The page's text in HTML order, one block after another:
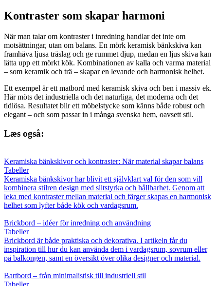
Kontraster som skapar harmoni
När man talar om kontraster i inredning handlar det inte om
motsättningar, utan om balans. En mörk keramisk bänkskiva kan
framhäva ljusa träslag och ge rummet djup, medan en ljus skiva kan
lätta upp ett mörkt kök. Kombinationen av kalla och varma material
– som keramik och trä – skapar en levande och harmonisk helhet.
Ett exempel är ett matbord med keramisk skiva och ben i massiv ek.
Här möts det industriella och det naturliga, det moderna och det
tidlösa. Resultatet blir ett möbelstycke som känns både robust och
elegant – och som passar in i många svenska hem, oavsett stil.
Læs også:
Keramiska bänkskivor och kontraster: När material skapar balans
Tabeller
Keramiska bänkskivor har blivit ett självklart val för den som vill
kombinera stilren design med slitstyrka och hållbarhet. Genom att
leka med kontraster mellan material och färger skapas en harmonisk
helhet som lyfter både kök och vardagsrum.
Brickbord – idéer för inredning och användning
Tabeller
Brickbord är både praktiska och dekorativa. I artikeln får du
inspiration till hur du kan använda dem i vardagsrum, sovrum eller
på balkongen, samt en översikt över olika designer och material.
Bartbord – från minimalistisk till industriell stil
Tabeller